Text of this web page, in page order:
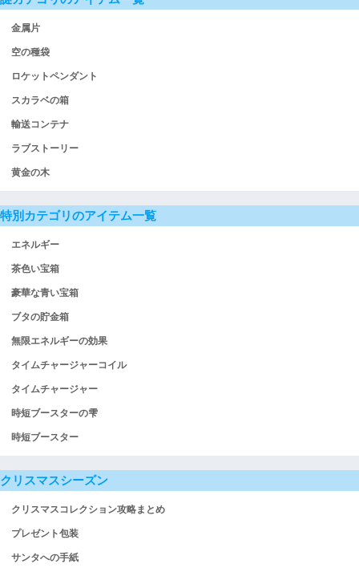
金属片
空の種袋
ロケットペンダント
スカラベの箱
輸送コンテナ
ラブストーリー
黄金の木
特別カテゴリのアイテム一覧
エネルギー
茶色い宝箱
豪華な青い宝箱
ブタの貯金箱
無限エネルギーの効果
タイムチャージャーコイル
タイムチャージャー
時短ブースターの雫
時短ブースター
クリスマスシーズン
クリスマスコレクション攻略まとめ
プレゼント包装
サンタへの手紙